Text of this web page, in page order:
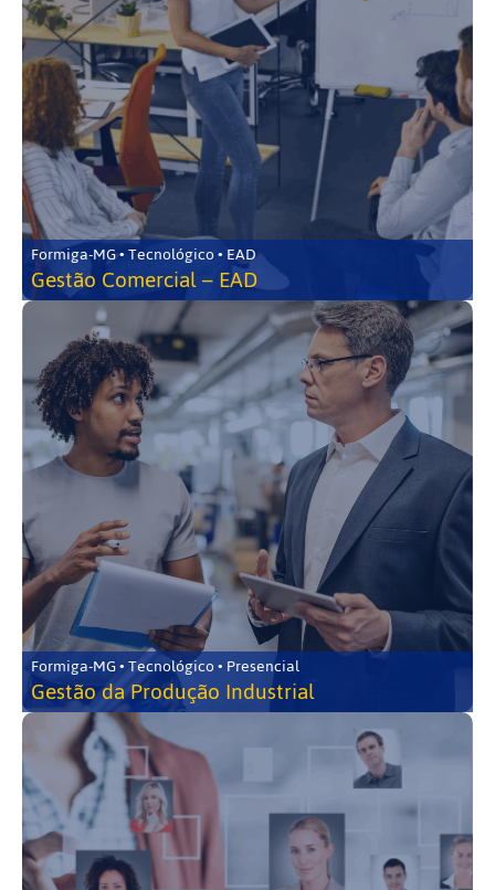
Formiga-MG • Tecnológico • EAD
Gestão Comercial – EAD
Formiga-MG • Tecnológico • Presencial
Gestão da Produção Industrial